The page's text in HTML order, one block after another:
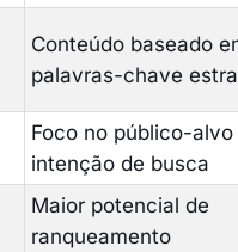
Conteúdo baseado
palavras-chave
Foco no público-alvo
intenção de busca
Maior potencial de
ranqueamento